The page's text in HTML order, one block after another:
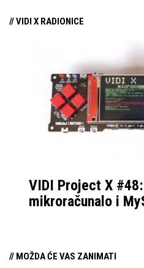
// VIDI X RADIONICE
VIDI Project X
mikroračunalo i
// MOŽDA ĆE VAS ZANIMATI